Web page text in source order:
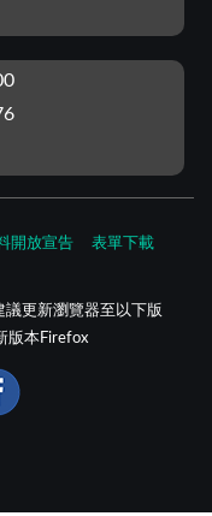
開放宣告 表單下載
更新瀏覽器至以下版
版本Firefox